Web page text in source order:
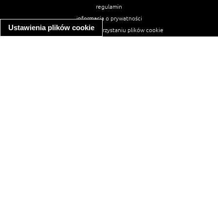
Ustawienia plików cookie
regulamin
informacja o prywatności
informacja o wykorzystaniu plików cookie